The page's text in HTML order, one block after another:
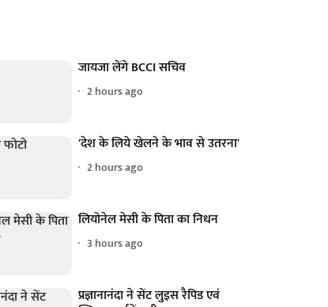
जायजा लेंगे BCCI सचिव
2 hours ago
'देश के लिये खेलने के भाव से उतरना'
2 hours ago
लियोनेल मेसी के पिता का निधन
3 hours ago
प्रज्ञानानंदा ने सेंट लुइस रैपिड एवं